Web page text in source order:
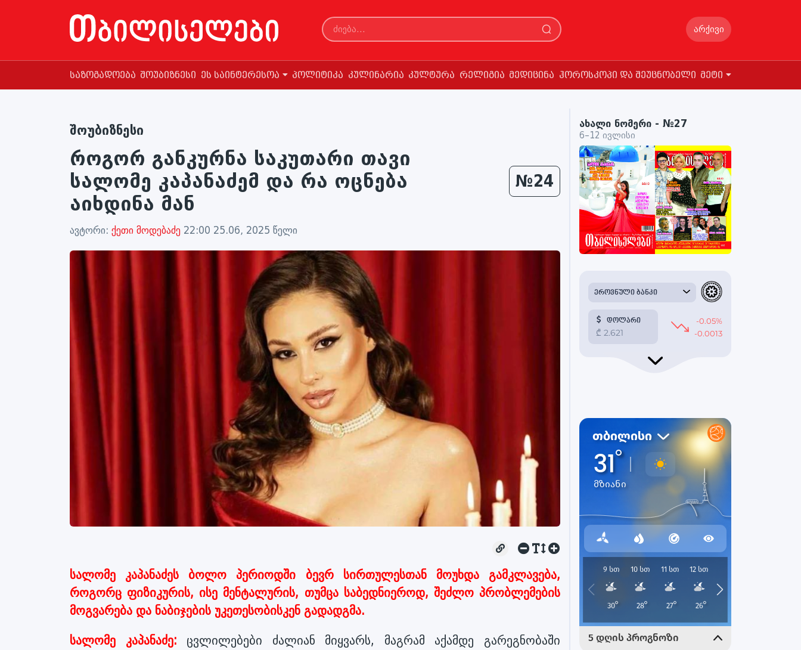
არქივი
საზოგადოება შოუბიზნესი ეს საინტერესოა პოლიტიკა კულინარია კულტურა რელიგია მედიცინა ჰოროსკოპი და შეუცნობელი მეტი
შოუბიზნესი
როგორ განკურნა საკუთარი თავი
სალომე კაპანაძემ და რა ოცნება
აიხდინა მან
№24
ავტორი: ქეთი მოდებაძე 22:00 25.06, 2025 წელი
სალომე კაპანაძეს ბოლო პერიოდში ბევრ სირთულესთან მოუხდა გამკლავება,
როგორც ფიზიკურის, ისე მენტალურის, თუმცა საბედნიეროდ, შეძლო პრობლემების
მოგვარება და ნაბიჯების უკეთესობისკენ გადადგმა.
სალომე კაპანაძე: ცვლილებები ძალიან მიყვარს, მაგრამ აქამდე გარეგნობაში
ახალი ნომერი - №27
6–12 ივლისი